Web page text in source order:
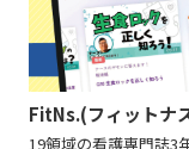
FitNs.(フィットナ
19領域の看護専門誌3